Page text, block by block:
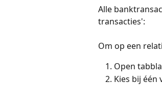
Alle
transacties':
Om op een
Open
Kies bij